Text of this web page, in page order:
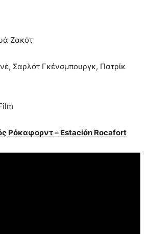
Ζακότ
Σαρλότ Γκένσμπουργκ, Πατρίκ
Ρόκαφορντ – Estación Rocafort